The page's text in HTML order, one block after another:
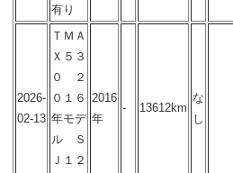
有り
2026-
02-13
ＴＭＡ
Ｘ５３
０ ２
０１６
年モデ
ル Ｓ
Ｊ１２
2016
年
- 13612km
な
し